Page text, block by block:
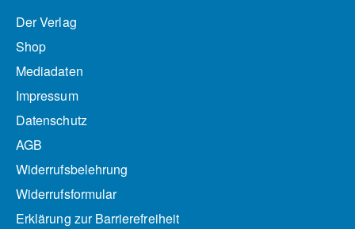
Der Verlag
Shop
Mediadaten
Impressum
Datenschutz
AGB
Widerrufsbelehrung
Widerrufsformular
Erklärung zur Barrierefreiheit